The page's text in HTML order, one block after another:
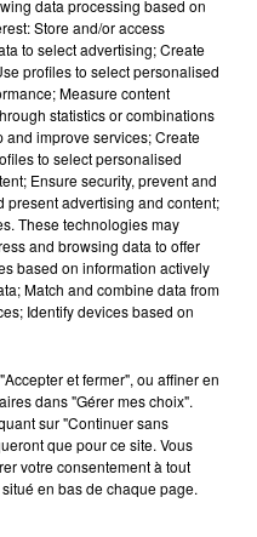
data processing based on
Store and/or access
to select advertising; Create
profiles to select personalised
Measure content
statistics or combinations
and improve services; Create
to select personalised
Ensure security, prevent and
present advertising and content;
These technologies may
and browsing data to offer
based on information actively
Match and combine data from
Identify devices based on
et fermer", ou affiner en
dans "Gérer mes choix".
sur "Continuer sans
que pour ce site. Vous
votre consentement à tout
en bas de chaque page.